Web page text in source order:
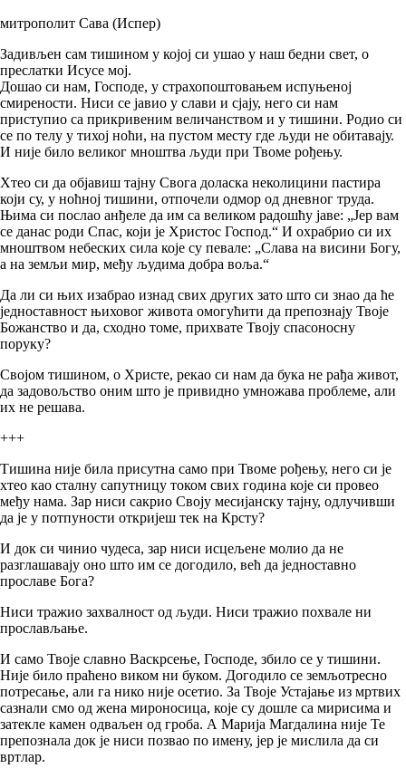
митрополит Сава (Испер)
Задивљен сам тишином у којој си ушао у наш бедни свет, о
преслатки Исусе мој.
Дошао си нам, Господе, у страхопоштовањем испуњеној
смирености. Ниси се јавио у слави и сјају, него си нам
приступио са прикривеним величанством и у тишини. Родио си
се по телу у тихој ноћи, на пустом месту где људи не обитавају.
И није било великог мноштва људи при Твоме рођењу.
Хтео си да објавиш тајну Свога доласка неколицини пастира
који су, у ноћној тишини, отпочели одмор од дневног труда.
Њима си послао анђеле да им са великом радошћу јаве: „Јер вам
се данас роди Спас, који је Христос Господ.“ И охрабрио си их
мноштвом небеских сила које су певале: „Слава на висини Богу,
а на земљи мир, међу људима добра воља.“
Да ли си њих изабрао изнад свих других зато што си знао да ће
једноставност њиховог живота омогућити да препознају Твоје
Божанство и да, сходно томе, прихвате Твоју спасоносну
поруку?
Својом тишином, о Христе, рекао си нам да бука не рађа живот,
да задовољство оним што је привидно умножава проблеме, али
их не решава.
+++
Тишина није била присутна само при Твоме рођењу, него си је
хтео као сталну сапутницу током свих година које си провео
међу нама. Зар ниси сакрио Своју месијанску тајну, одлучивши
да је у потпуности откријеш тек на Крсту?
И док си чинио чудеса, зар ниси исцељене молио да не
разглашавају оно што им се догодило, већ да једноставно
прославе Бога?
Ниси тражио захвалност од људи. Ниси тражио похвале ни
прослављање.
И само Твоје славно Васкрсење, Господе, збило се у тишини.
Није било праћено виком ни буком. Догодило се земљотресно
потресање, али га нико није осетио. За Твоје Устајање из мртвих
сазнали смо од жена мироносица, које су дошле са мирисима и
затекле камен одваљен од гроба. А Марија Магдалина није Те
препознала док је ниси позвао по имену, јер је мислила да си
вртлар.